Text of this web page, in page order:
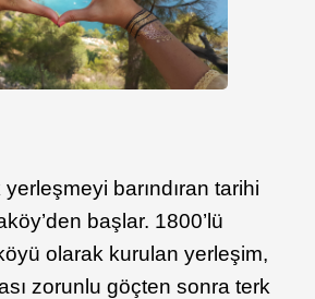
barındıran tarihi
başlar. 1800’lü
olarak kurulan yerleşim,
zorunlu göçten sonra terk